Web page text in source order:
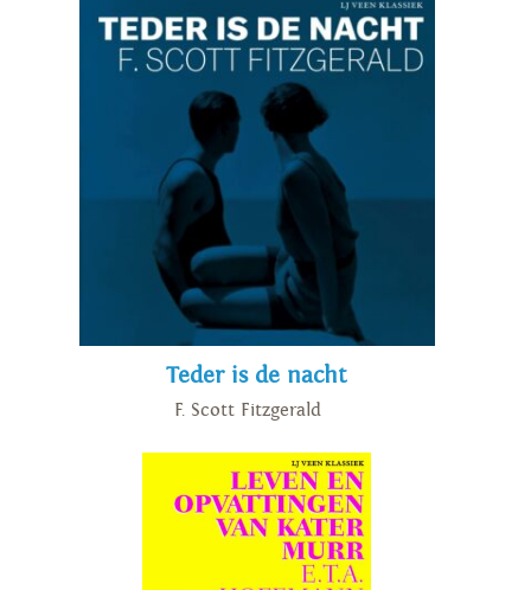
Teder is de nacht
F. Scott Fitzgerald